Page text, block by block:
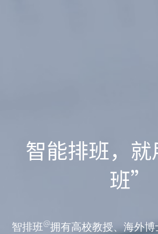
智能排班，
班”
智排班@拥有高校教授、海外